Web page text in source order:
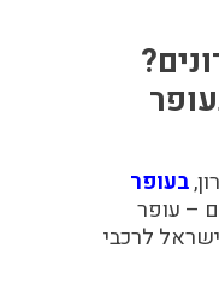
בעופר
– עופר
לרכבי